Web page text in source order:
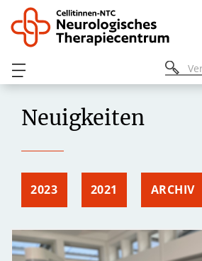
Neuigkeiten
2023 2021 ARCHIV